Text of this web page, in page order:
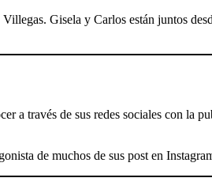
Gisela y Carlos están juntos
a través de sus redes sociales con la
de muchos de sus post en